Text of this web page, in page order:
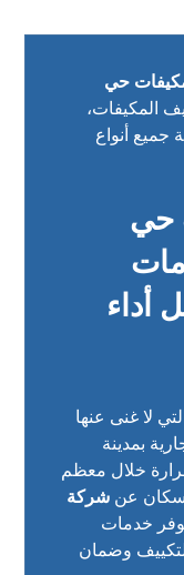
حي
المكيفات،
جميع أنواع
حي
أداء
لا غنى عنها
بمدينة
خلال معظم
عنشركة
خدمات
وضمان